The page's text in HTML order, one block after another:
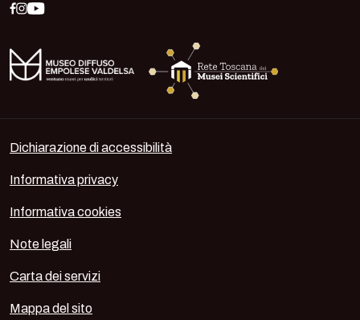
Dichiarazione di accessibilità
Informativa privacy
Informativa cookies
Note legali
Carta dei servizi
Mappa del sito